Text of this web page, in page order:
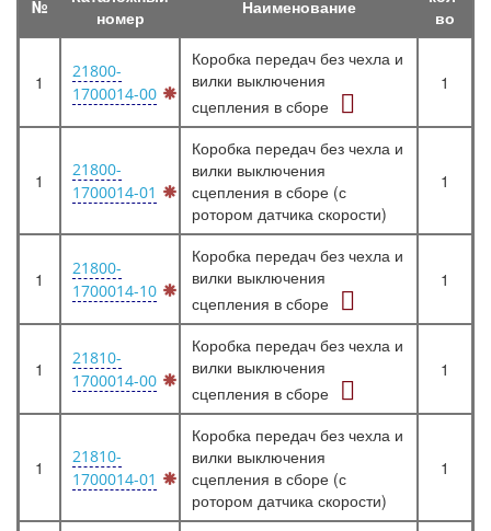
№
номер
Наименование
во
1
21800-
1700014-00
Коробка передач без чехла и
вилки выключения
сцепления в сборе
1
1
21800-
1700014-01
Коробка передач без чехла и
вилки выключения
сцепления в сборе (с
ротором датчика скорости)
1
1
21800-
1700014-10
Коробка передач без чехла и
вилки выключения
сцепления в сборе
1
1
21810-
1700014-00
Коробка передач без чехла и
вилки выключения
сцепления в сборе
1
1
21810-
1700014-01
Коробка передач без чехла и
вилки выключения
сцепления в сборе (с
ротором датчика скорости)
1